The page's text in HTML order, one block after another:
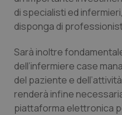
di specialisti ed
disponga di
Sarà inoltre
dell’infermiere case
del paziente e
renderà infine
piattaforma elettronica
sito web abilitandone
navigazione sulle
protette del sito. Il sito
Nome